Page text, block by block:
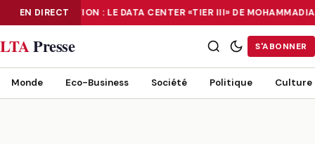
EN DIRECT
NUMÉRISATION : LE DATA CENTER «TIER III» DE
NUMÉRISATION : LE DATA CENTER «TIER III» DE MOHAMMADIA, UN
LTAPresse S'ABONNER
Monde Eco-Business Société Politique Culture